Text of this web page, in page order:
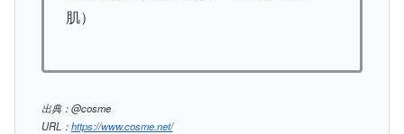
肌）
出典：@cosme
URL：https://www.cosme.net/